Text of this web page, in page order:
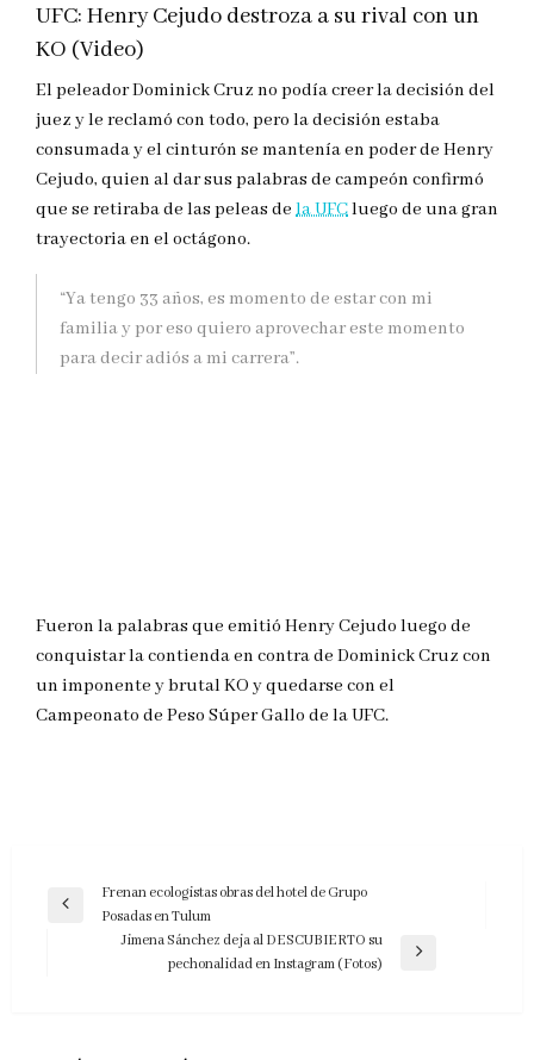
UFC: Henry Cejudo destroza a su rival con un
KO (Video)
El peleador Dominick Cruz no podía creer la decisión del
juez y le reclamó con todo, pero la decisión estaba
consumada y el cinturón se mantenía en poder de Henry
Cejudo, quien al dar sus palabras de campeón confirmó
que se retiraba de las peleas de la UFCluego de una gran
trayectoria en el octágono.
“Ya tengo 33 años, es momento de estar con mi
familia y por eso quiero aprovechar este momento
para decir adiós a mi carrera”.
Fueron la palabras que emitió Henry Cejudo luego de
conquistar la contienda en contra de Dominick Cruz con
un imponente y brutal KO y quedarse con el
Campeonato de Peso Súper Gallo de la UFC.
Navegación
Entrada
Frenan ecologistas obras del hotel de Grupo
Posadas en Tulum
Jimena Sánchez deja al DESCUBIERTO su
pechonalidad en Instagram (Fotos)